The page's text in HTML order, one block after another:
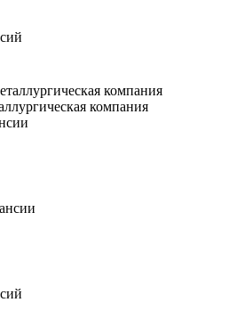
компания